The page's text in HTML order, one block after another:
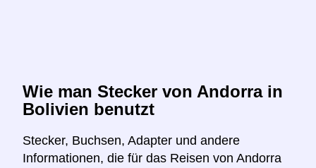
Wie man Stecker von Andorra in
Bolivien benutzt
Stecker, Buchsen, Adapter und andere
Informationen, die für das Reisen von Andorra